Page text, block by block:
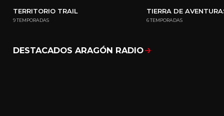
TERRITORIO TRAIL
9 TEMPORADAS
TIERRA DE
6 TEMPORADAS
DESTACADOS ARAGÓN RADIOMostrar todo